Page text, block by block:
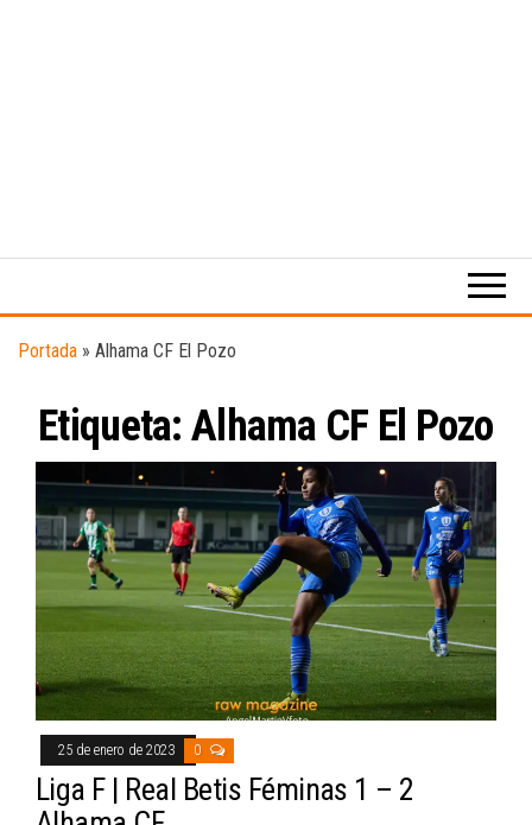
digital
Portada » Alhama CF El Pozo
Etiqueta:Alhama CF El Pozo
25 de enero de 2023 0
Liga F | Real Betis Féminas 1 – 2